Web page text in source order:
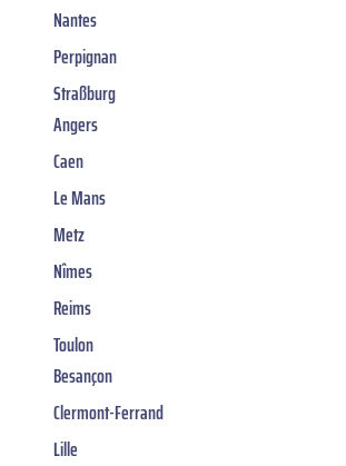
Nantes
Perpignan
Straßburg
Angers
Caen
Le Mans
Metz
Nîmes
Reims
Toulon
Besançon
Clermont-Ferrand
Lille